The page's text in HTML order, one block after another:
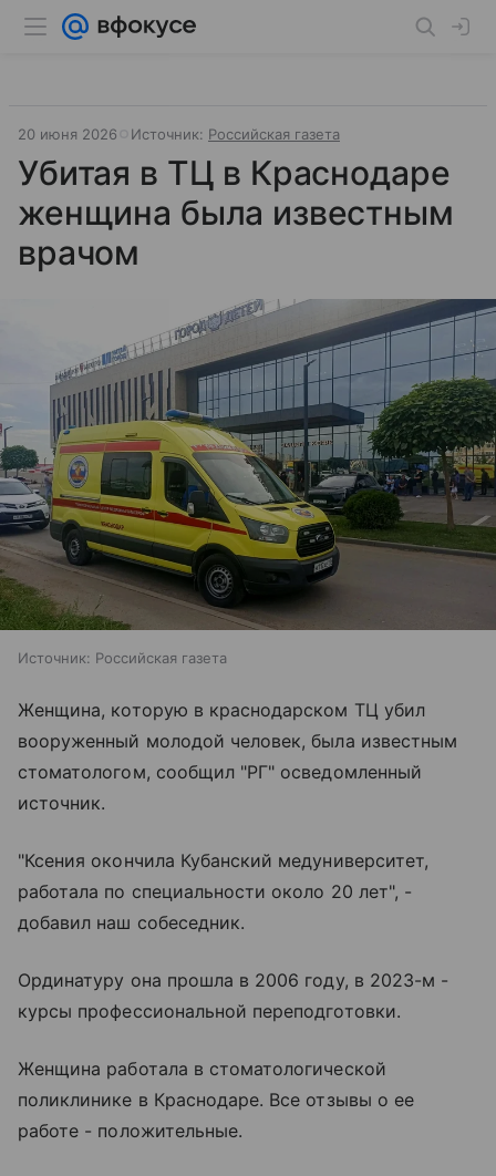
20 июня 2026 Источник: Российская газета
Убитая в ТЦ в Краснодаре
женщина была известным
врачом
Источник: Российская газета
Женщина, которую в краснодарском ТЦ убил
вооруженный молодой человек, была известным
стоматологом, сообщил "РГ" осведомленный
источник.
"Ксения окончила Кубанский медуниверситет,
работала по специальности около 20 лет", -
добавил наш собеседник.
Ординатуру она прошла в 2006 году, в 2023-м -
курсы профессиональной переподготовки.
Женщина работала в стоматологической
поликлинике в Краснодаре. Все отзывы о ее
работе - положительные.